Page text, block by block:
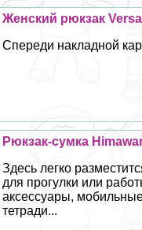
Женский рюкзак
Спереди накладной
Рюкзак-сумка
Здесь легко
для прогулки или
аксессуары,
тетради...